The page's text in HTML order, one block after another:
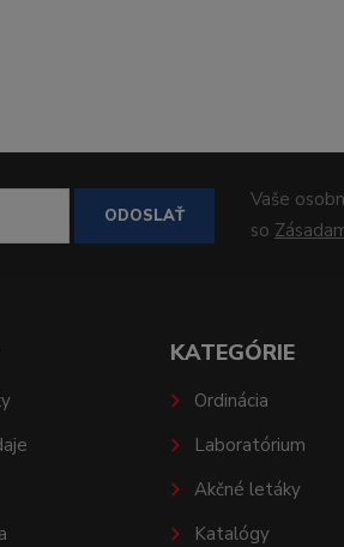
ODOSLAŤ
Vaše
so
KATEGÓRIE
Ordinácia
Laboratórium
Akčné letáky
Katalógy